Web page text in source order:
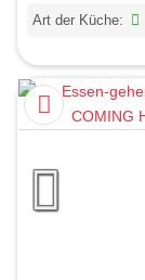
Art der Küche: